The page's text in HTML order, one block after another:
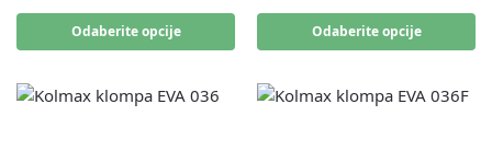
Odaberite opcije Odaberite opcije